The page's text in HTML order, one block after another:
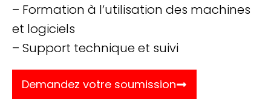
– Formation à l’utilisation des machines
et logiciels
– Support technique et suivi
Demandez votre soumission